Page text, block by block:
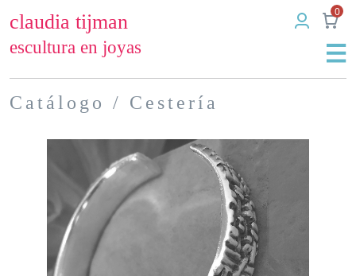
claudia tijman
escultura en joyas
0
Catálogo / Cestería